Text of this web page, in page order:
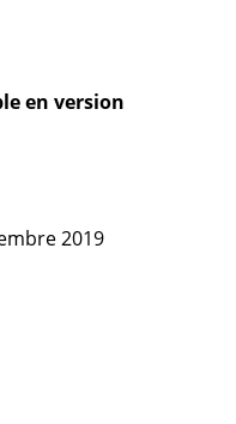
en version
2019